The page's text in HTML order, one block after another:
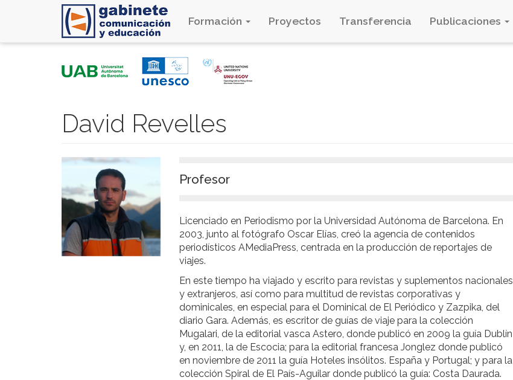
Formación Proyectos Transferencia Publicaciones
David Revelles
Profesor
Licenciado en Periodismo por la Universidad Autónoma de Barcelona. En
2003, junto al fotógrafo Oscar Elías, creó la agencia de contenidos
periodísticos AMediaPress, centrada en la producción de reportajes de
viajes.
En este tiempo ha viajado y escrito para revistas y suplementos nacionales
y extranjeros, así como para multitud de revistas corporativas y
dominicales, en especial para el Dominical de El Periódico y Zazpika, del
diario Gara. Además, es escritor de guías de viaje para la colección
Mugalari, de la editorial vasca Astero, donde publicó en 2009 la guía Dublín
y, en 2011, la de Escocia; para la editorial francesa Jonglez donde publicó
en noviembre de 2011 la guía Hoteles insólitos. España y Portugal; y para la
colección Spiral de El País-Aguilar donde publicó la guía: Costa Daurada.